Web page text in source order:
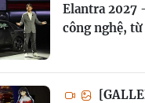
Elantra 2027
công nghệ, từ